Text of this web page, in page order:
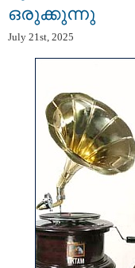
ഒരുക്കുന്നു
July 21st, 2025